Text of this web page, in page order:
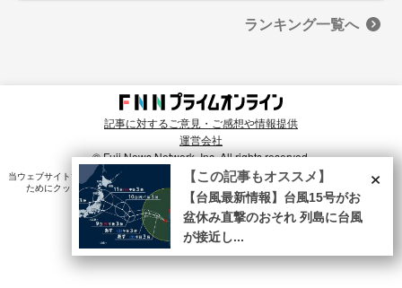
ランキング一覧へ
記事に対するご意見・ご感想や情報提供
運営会社
© Fuji News Network, Inc. All rights reserved.
当ウェブサイトでは、ユーザのニーズ・興味・関⼼に合致したコンテンツや広告配信を提供する
ためにクッキーを使⽤しています。詳細は、
プライバシーポリシー をご確認ください。×
【この記事もオススメ】
【台風最新情報】台風15号がお
盆休み直撃のおそれ 列島に台風
が接近し...